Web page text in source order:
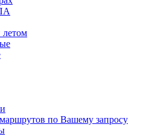
по Вашему запросу